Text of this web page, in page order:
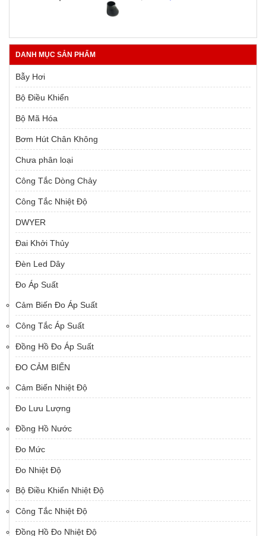
9,000 ₫.
gốc
DANH MỤC SẢN PHẨM
Bẫy Hơi
Bộ Điều Khiển
Bộ Mã Hóa
Bơm Hút Chân Không
Chưa phân loại
Công Tắc Dòng Chảy
Công Tắc Nhiệt Độ
DWYER
Đai Khởi Thủy
Đèn Led Dây
Đo Áp Suất
Cảm Biến Đo Áp Suất
Công Tắc Áp Suất
Đồng Hồ Đo Áp Suất
ĐO CẢM BIẾN
Cảm Biến Nhiệt Độ
Đo Lưu Lượng
Đồng Hồ Nước
Đo Mức
Đo Nhiệt Độ
Bộ Điều Khiển Nhiệt Độ
Công Tắc Nhiệt Độ
Đồng Hồ Đo Nhiệt Độ